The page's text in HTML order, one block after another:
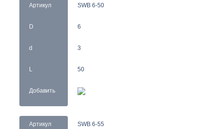
Артикул
D
d
L
Добавить
SWB 6-50
6
3
50
Артикул SWB 6-55